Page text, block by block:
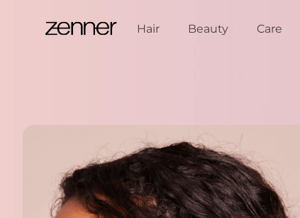
Hair
Beauty Care